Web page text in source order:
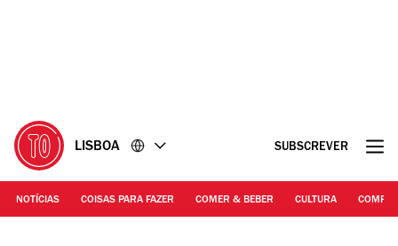
LISBOA SUBSCREVER
NOTÍCIAS COISAS PARA FAZER COMER & BEBER CULTURA
DR | O Arraial mais pequeno do mundo